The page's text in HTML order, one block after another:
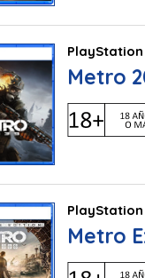
PlayStation
Metro
PlayStation
Metro